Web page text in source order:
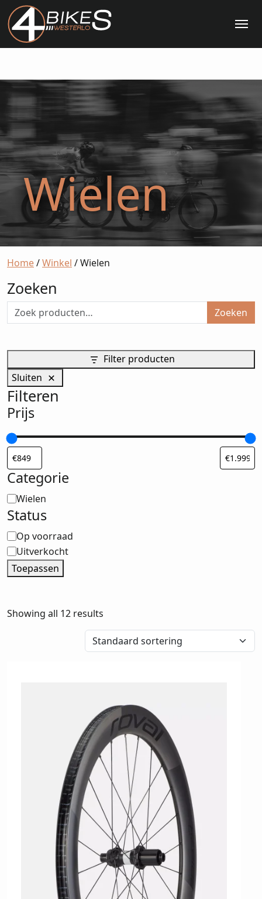
Wielen
Home/Winkel / Wielen
Zoeken
Zoeken
Filter producten
Sluiten
Filteren
Prijs
Categorie
Categorie
Wielen
Status
Status
Op voorraad
Uitverkocht
Toepassen
Showing all 12 results